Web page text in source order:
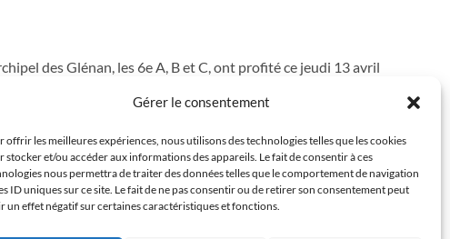
Gérer le consentement
offrir les meilleures expériences, nous utilisons des technologies telles que les cookies
stocker et/ou accéder aux informations des appareils. Le fait de consentir à ces
nous permettra de traiter des données telles que le comportement de navigation
ID uniques sur ce site. Le fait de ne pas consentir ou de retirer son consentement peut
un effet négatif sur certaines caractéristiques et fonctions.
des Glénan, les 6e A, B et C, ont profité ce jeudi 13 avril
14 AVRIL 2023